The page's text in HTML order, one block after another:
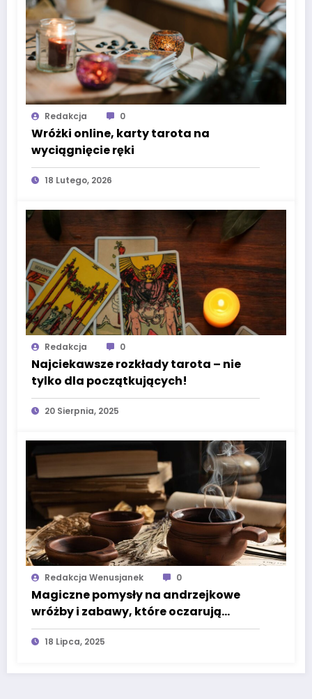
Redakcja 0
Wróżki online, karty tarota na
wyciągnięcie ręki
18 Lutego, 2026
Redakcja 0
Najciekawsze rozkłady tarota – nie
tylko dla początkujących!
20 Sierpnia, 2025
Redakcja Wenusjanek 0
Magiczne pomysły na andrzejkowe
wróżby i zabawy, które oczarują
każdego
18 Lipca, 2025